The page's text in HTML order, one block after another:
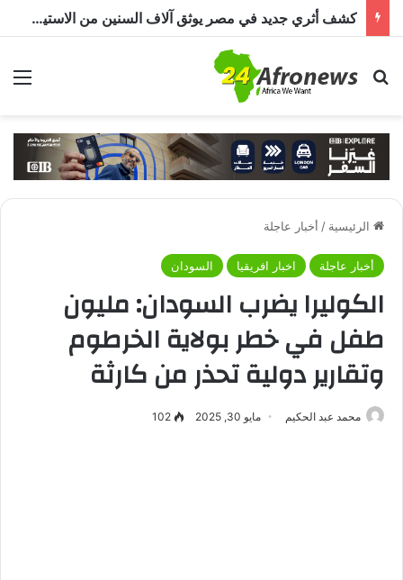
بحث عن
الرئيسية / أخبار عاجلة
أخبار عاجلة اخبار افريقيا السودان
الكوليرا يضرب السودان: مليون
طفل في خطر بولاية الخرطوم
وتقارير دولية تحذر من كارثة
محمد عبد الحكيم مايو 30, 2025 102